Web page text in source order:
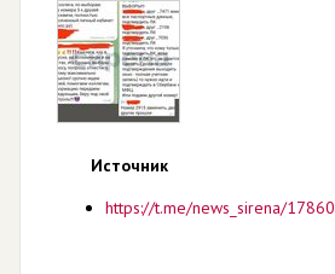
Источник
https://t.me/news_sirena/17860